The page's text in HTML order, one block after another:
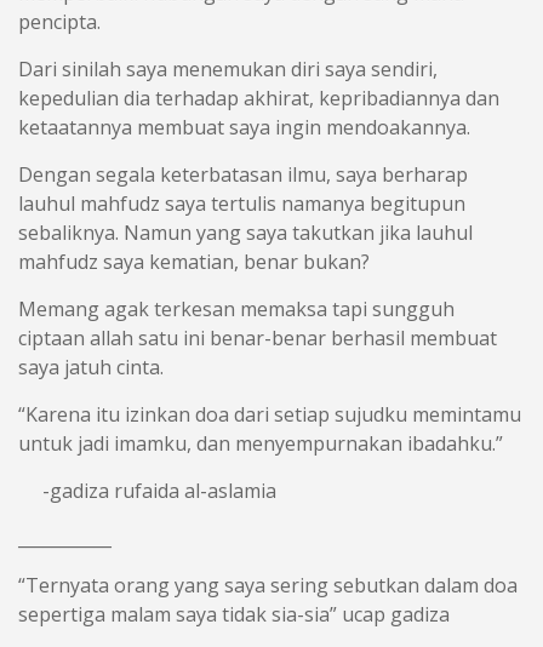
pencipta.
Dari sinilah saya menemukan diri saya sendiri,
kepedulian dia terhadap akhirat, kepribadiannya dan
ketaatannya membuat saya ingin mendoakannya.
Dengan segala keterbatasan ilmu, saya berharap
lauhul mahfudz saya tertulis namanya begitupun
sebaliknya. Namun yang saya takutkan jika lauhul
mahfudz saya kematian, benar bukan?
Memang agak terkesan memaksa tapi sungguh
ciptaan allah satu ini benar-benar berhasil membuat
saya jatuh cinta.
“Karena itu izinkan doa dari setiap sujudku memintamu
untuk jadi imamku, dan menyempurnakan ibadahku.”
-gadiza rufaida al-aslamia
“Ternyata orang yang saya sering sebutkan dalam doa
sepertiga malam saya tidak sia-sia” ucap gadiza